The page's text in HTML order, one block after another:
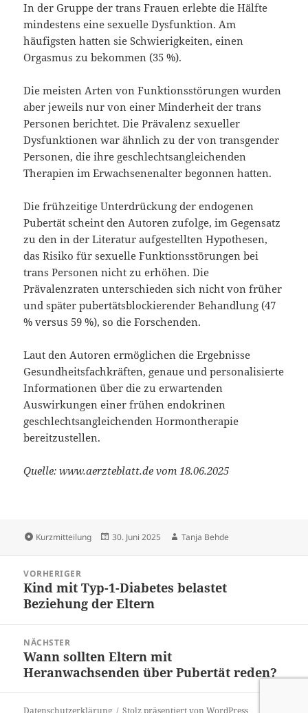
In der Gruppe der trans Frauen erlebte die Hälfte
mindestens eine sexuelle Dysfunktion. Am
häufigsten hatten sie Schwierigkeiten, einen
Orgasmus zu bekommen (35 %).
Die meisten Arten von Funktionsstörungen wurden
aber jeweils nur von einer Minderheit der trans
Personen berichtet. Die Prävalenz sexueller
Dysfunktionen war ähnlich zu der von transgender
Personen, die ihre geschlechtsangleichenden
Therapien im Erwachsenenalter begonnen hatten.
Die frühzeitige Unterdrückung der endogenen
Pubertät scheint den Autoren zufolge, im Gegensatz
zu den in der Literatur aufgestellten Hypothesen,
das Risiko für sexuelle Funktionsstörungen bei
trans Personen nicht zu erhöhen. Die
Prävalenzraten unterschieden sich nicht von früher
und später pubertätsblockierender Behandlung (47
% versus 59 %), so die Forschenden.
Laut den Autoren ermöglichen die Ergebnisse
Gesundheitsfachkräften, genaue und personalisierte
Informationen über die zu erwartenden
Auswirkungen einer frühen endokrinen
geschlechtsangleichenden Hormontherapie
bereitzustellen.
Quelle: www.aerzteblatt.de vom 18.06.2025
Format
Kurzmitteilung
Veröffentlicht
30. Juni 2025 Autor
Tanja Behde
VORHERIGER
Vorheriger
Beitrag:
Kind mit Typ-1-Diabetes belastet
Beziehung der Eltern
NÄCHSTER
Nächster
Beitrag:
Wann sollten Eltern mit
Heranwachsenden über Pubertät reden?